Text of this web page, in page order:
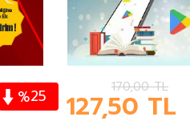
%25 170,00TL
127,50 TL